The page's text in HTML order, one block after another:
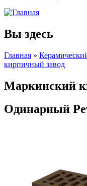
Вы здесь
Главная »
кирпичный завод
Маркинский
Одинарный